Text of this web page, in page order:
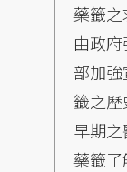
藥籤
由政
部加
籤之
早期
藥籤